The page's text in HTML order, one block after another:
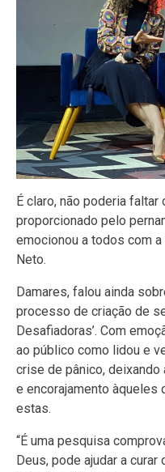
É claro, não poderia
proporcionado pelo
emocionou a todos com a
Neto.
Damares, falou ainda
processo de criação de
Desafiadoras’. Com
ao público como lidou e
crise de pânico, deixando
e encorajamento àqueles
estas.
“É uma pesquisa
Deus, pode ajudar a